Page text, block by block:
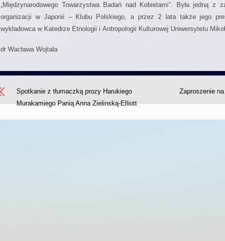
„Międzynarodowego Towarzystwa Badań nad Kobietami”. Była jedną z
organizacji w Japonii – Klubu Polskiego, a przez 2 lata także jego
wykładowca w Katedrze Etnologii i Antropologii Kulturowej Uniwersytetu
dr Wacława Wojtala
Spotkanie z tłumaczką prozy Harukiego
Murakamiego Panią Anna Zielinską-Elliott
Zaproszenie